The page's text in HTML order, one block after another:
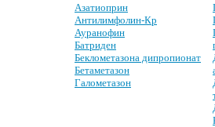
Азатиоприн
Антилимфолин-Кр
Ауранофин
Батриден
Беклометазона дипропионат
Бетаметазон
Галометазон